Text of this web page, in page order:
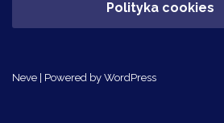
Polityka cookies
Neve | Powered by WordPress